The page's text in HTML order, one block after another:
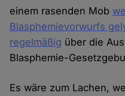
einem rasenden Mob
Blasphemievorwurfs
regelmäßig über die
Blasphemie-
Es wäre zum Lachen,